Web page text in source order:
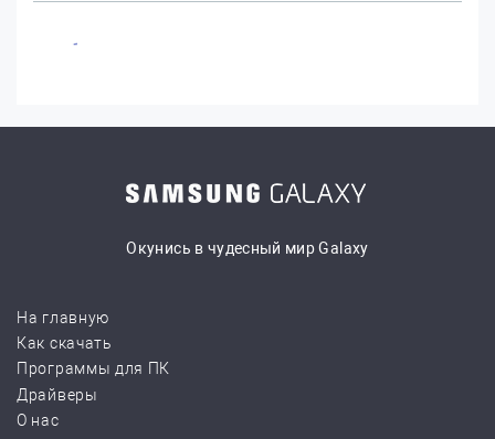
Окунись в чудесный мир Galaxy
На главную
Как скачать
Программы для ПК
Драйверы
О нас